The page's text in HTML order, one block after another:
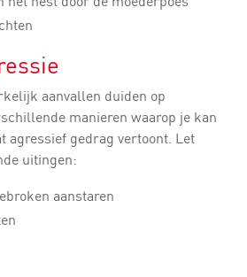
aanvallen duiden op
manieren waarop je kan
agressief gedrag vertoont. Let
uitingen:
aanstaren